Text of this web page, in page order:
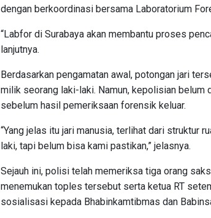
dengan berkoordinasi bersama Laboratorium
“Labfor di Surabaya akan membantu proses
lanjutnya.
Berdasarkan pengamatan awal, potongan jari
milik seorang laki-laki. Namun, kepolisian belum
sebelum hasil pemeriksaan forensik keluar.
“Yang jelas itu jari manusia, terlihat dari struktur
laki, tapi belum bisa kami pastikan,” jelasnya.
Sejauh ini, polisi telah memeriksa tiga orang
menemukan toples tersebut serta ketua RT
sosialisasi kepada Bhabinkamtibmas dan